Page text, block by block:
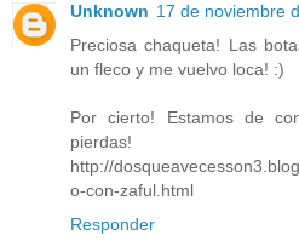
Unknown 17 de noviembre
Preciosa chaqueta! Las
un fleco y me vuelvo loca! :)
Por cierto! Estamos de
pierdas!
http://
o-con-zaful.html
Responder